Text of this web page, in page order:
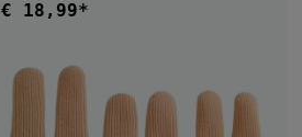
Regulärer Preis:
€ 18,99*